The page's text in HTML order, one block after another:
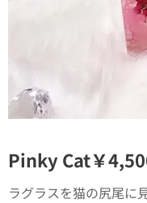
Pinky Cat￥
ラグラスを猫の尻尾に